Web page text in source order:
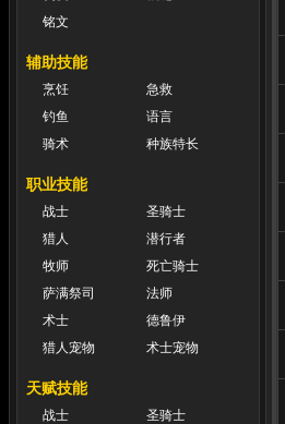
铭文
辅助技能
烹饪
急救
钓鱼
语言
骑术
种族特长
职业技能
战士
圣骑士
猎人
潜行者
牧师
死亡骑士
萨满祭司
法师
术士
德鲁伊
猎人宠物
术士宠物
天赋技能
战士
圣骑士